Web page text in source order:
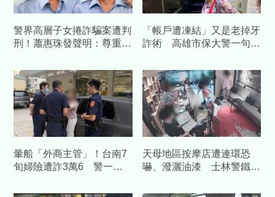
警界高層子女捲詐騙案遭判
刑！蕭惠珠發聲明：尊重判
「帳戶遭凍結」又是老掉牙
詐術 高雄市保大警一句話
暈船「外商主管」！台南7
旬婦險遭詐3萬6 警一通
天母地區按摩店遭連環恐
嚇、潑灑油漆 士林警鐵腕